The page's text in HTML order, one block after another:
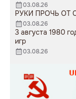
03.08.26
РУКИ ПРОЧЬ ОТ
03.08.26
3 августа 1980
игр
03.08.26